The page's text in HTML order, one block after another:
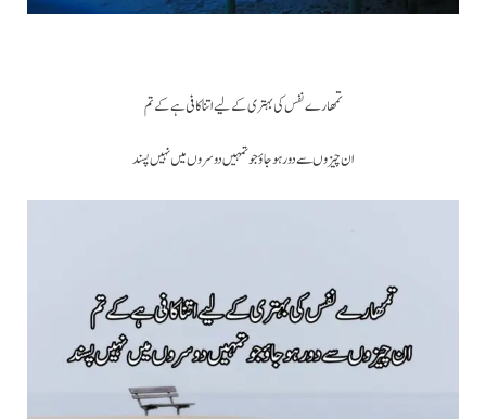
تمھارے نفس کی بہتری کے لیے اتنا کافی ہے کے تم
ان چیزوں سے دور ہوجاؤ جو تمہیں دوسروں میں نہیں پسند